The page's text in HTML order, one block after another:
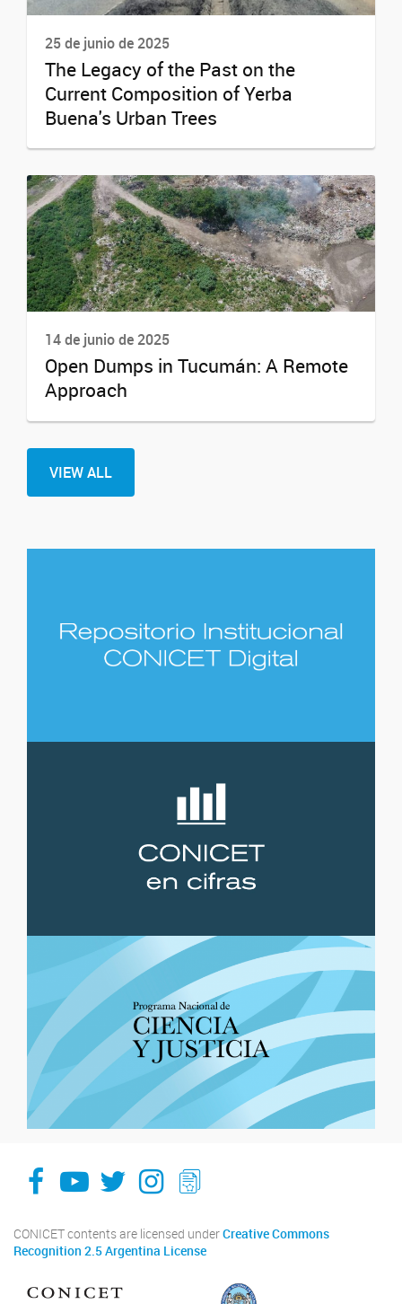
25 de junio de 2025
The Legacy of the Past on the
Current Composition of Yerba
Buena's Urban Trees
14 de junio de 2025
Open Dumps in Tucumán: A Remote
Approach
VIEW ALL
facebook
youtube
Twitter
Instagram
LeChasquier Boletin Digital 70
CONICET contents are licensed underCreative Commons
Recognition 2.5 Argentina License